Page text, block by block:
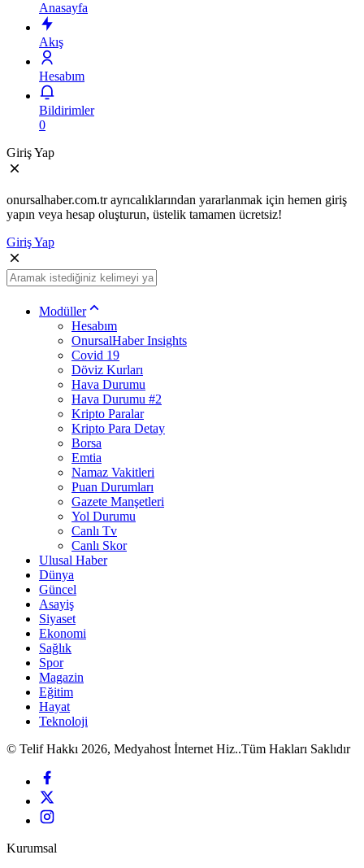
Anasayfa
Akış
Hesabım
Bildirimler
0
Giriş Yap
onursalhaber.com.tr ayrıcalıklarından yararlanmak için hemen giriş
yapın veya hesap oluşturun, üstelik tamamen ücretsiz!
Giriş Yap
Modüller
Hesabım
OnursalHaber Insights
Covid 19
Döviz Kurları
Hava Durumu
Hava Durumu #2
Kripto Paralar
Kripto Para Detay
Borsa
Emtia
Namaz Vakitleri
Puan Durumları
Gazete Manşetleri
Yol Durumu
Canlı Tv
Canlı Skor
Ulusal Haber
Dünya
Güncel
Asayiş
Siyaset
Ekonomi
Sağlık
Spor
Magazin
Eğitim
Hayat
Teknoloji
© Telif Hakkı 2026, Medyahost İnternet Hiz..Tüm Hakları Saklıdır
Kurumsal